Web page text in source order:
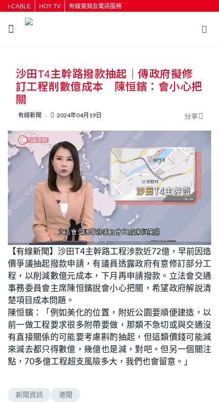
i-CABLE HOY TV 有線寬頻及電訊服務
按輸入鍵開始搜尋
沙田T4主幹路撥款抽起｜傳政府擬修
訂工程削數億成本 陳恒鑌：會小心把
關
有線新聞 2024年04月19日 分享
n
m
u
t
e
L
o
a
e
d
:
5
2
.
%
【有線新聞】沙田T4主幹路工程涉款近72億，早前因造
價爭議抽起撥款申請，有議員透露政府有意修訂部分工
程，以削減數億元成本，下月再申請撥款。立法會交通
事務委員會主席陳恒鑌說會小心把關，希望政府解說清
楚項目成本問題。
陳恒鑌：「例如美化的位置，附近公園要順便建造，以
前一做工程要求很多附帶要做，那類不急切或與交通沒
有直接關係的可能要考慮斟酌抽起，但這類價錢可能減
來減去都只得數億，幾億也是減，對吧。但另一個關注
點，70多億工程超支風險多大，我們也會留意。」
新聞資訊 港聞